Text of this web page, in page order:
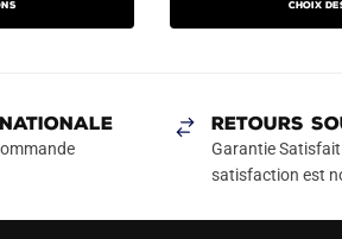
Choix
a
Les
options
RETOURS
Garantie
satisfaction est